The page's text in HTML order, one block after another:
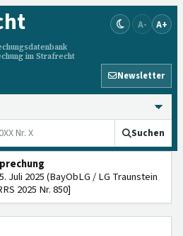
im Strafrecht
A- A+
Newsletter
Suchen
Juli 2025 (BayObLG / LG Traunstein
2025 Nr. 850]